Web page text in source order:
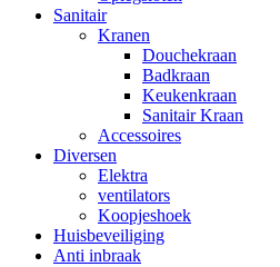
Sanitair
Kranen
Douchekraan
Badkraan
Keukenkraan
Sanitair Kraan
Accessoires
Diversen
Elektra
ventilators
Koopjeshoek
Huisbeveiliging
Anti inbraak